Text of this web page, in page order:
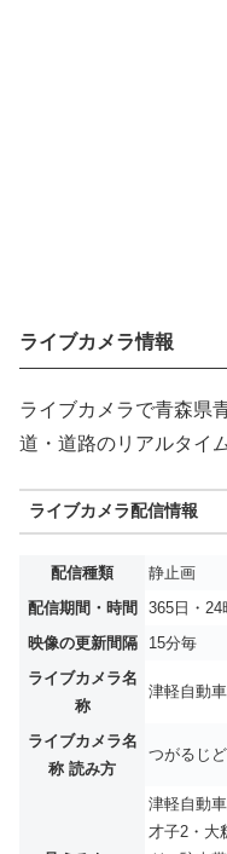
ライブカメラ情報
ライブカメラで青森県
道・道路のリアルタイ
ライブカメラ配信情報
配信種類
静止画
配信期間・時間
365日・24
映像の更新間隔
15分毎
ライブカメラ名
称
津軽自動
ライブカメラ名
称 読み方
つがるじ
津軽自動
才子2・大